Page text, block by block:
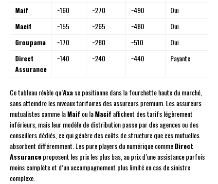
Maif
~160 ~270 ~490
Oui
Macif
~155 ~265 ~480
Oui
Groupama
~170 ~280 ~510
Oui
Direct
Assurance
~140 ~240 ~440 Payante
Ce tableau révèle qu’Axase positionne dans la fourchette haute du marché,
sans atteindre les niveaux tarifaires des assureurs premium. Les assureurs
mutualistes comme laMaif ou laMacif affichent des tarifs légèrement
inférieurs, mais leur modèle de distribution passe par des agences ou des
conseillers dédiés, ce qui génère des coûts de structure que ces mutuelles
absorbent différemment. Les pure players du numérique commeDirect
Assuranceproposent les prix les plus bas, au prix d’une assistance parfois
moins complète et d’un accompagnement plus limité en cas de sinistre
complexe.